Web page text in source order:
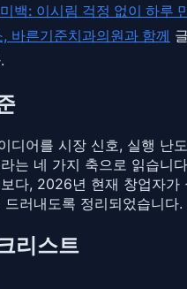
백: 이시림 걱정 없이 하루
바른기준치과의원과 함께
디어를 시장 신호, 실행 난
는 네 가지 축으로 읽습니
다, 2026년 현재 창업자가
드러내도록 정리되었습니다.
리스트